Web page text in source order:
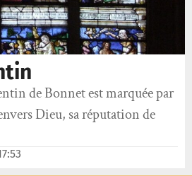
de Bonnet est marquée par
Dieu, sa réputation de